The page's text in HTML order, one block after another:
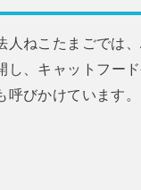
人ねこたまごでは
し、キャットフー
びかけています。